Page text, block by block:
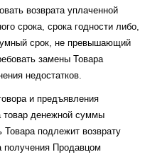
возврата уплаченной
срока, срока годности либо,
срок, не превышающий
замены Товара
недостатков.
и предъявления
товар денежной суммы
Товара подлежит возврату
получения Продавцом